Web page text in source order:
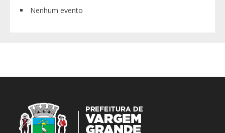
Nenhum evento